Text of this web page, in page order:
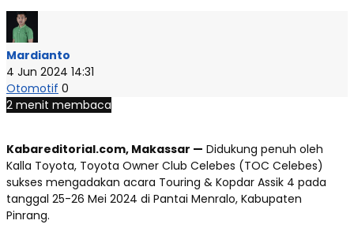
Mardianto
4 Jun 2024 14:31
Otomotif 0
2 menit membaca
Kabareditorial.com, Makassar — Didukung penuh oleh
Kalla Toyota, Toyota Owner Club Celebes (TOC Celebes)
sukses mengadakan acara Touring & Kopdar Assik 4 pada
tanggal 25-26 Mei 2024 di Pantai Menralo, Kabupaten
Pinrang.